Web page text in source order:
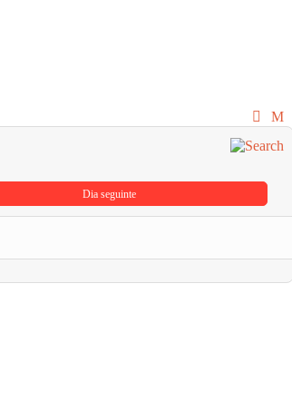
Dia seguinte